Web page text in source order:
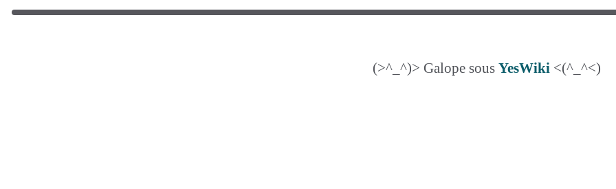
(>^_^)> Galope sous YesWiki <(^_^<)